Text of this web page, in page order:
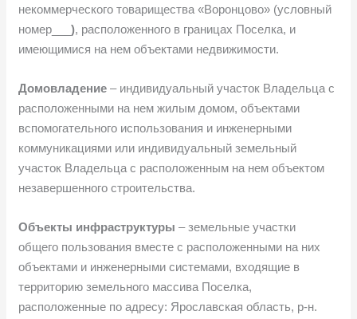
некоммерческого товарищества «Воронцово» (условный
номер___), расположенного в границах Поселка, и
имеющимися на нем объектами недвижимости.
Домовладение – индивидуальный участок Владельца с
расположенными на нем жилым домом, объектами
вспомогательного использования и инженерными
коммуникациями или индивидуальный земельный
участок Владельца с расположенным на нем объектом
незавершенного строительства.
Объекты инфраструктуры – земельные участки
общего пользования вместе с расположенными на них
объектами и инженерными системами, входящие в
территорию земельного массива Поселка,
расположенные по адресу: Ярославская область, р-н.